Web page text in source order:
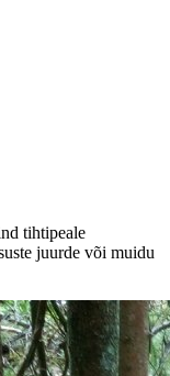
tihtipeale
juurde või muidu